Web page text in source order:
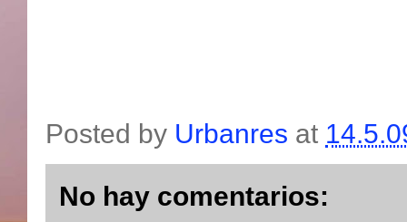
Posted by Urbanres at
No hay comentarios: